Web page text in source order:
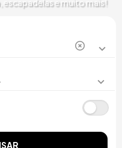
escapadelas e muito mais!